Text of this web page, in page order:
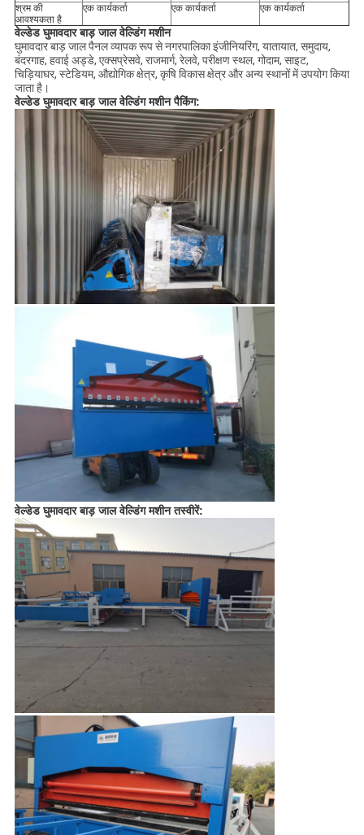
श्रम की
आवश्यकता है
एक कार्यकर्ता एक कार्यकर्ता एक कार्यकर्ता
वेल्डेड घुमावदार बाड़ जाल वेल्डिंग मशीन
घुमावदार बाड़ जाल पैनल व्यापक रूप से नगरपालिका इंजीनियरिंग, यातायात, समुदाय,
बंदरगाह, हवाई अड्डे, एक्सप्रेसवे, राजमार्ग, रेलवे, परीक्षण स्थल, गोदाम, साइट,
चिड़ियाघर, स्टेडियम, औद्योगिक क्षेत्र, कृषि विकास क्षेत्र और अन्य स्थानों में उपयोग किया
जाता है।
वेल्डेड घुमावदार बाड़ जाल वेल्डिंग मशीन पैकिंग:
वेल्डेड घुमावदार बाड़ जाल वेल्डिंग मशीन तस्वीरें: